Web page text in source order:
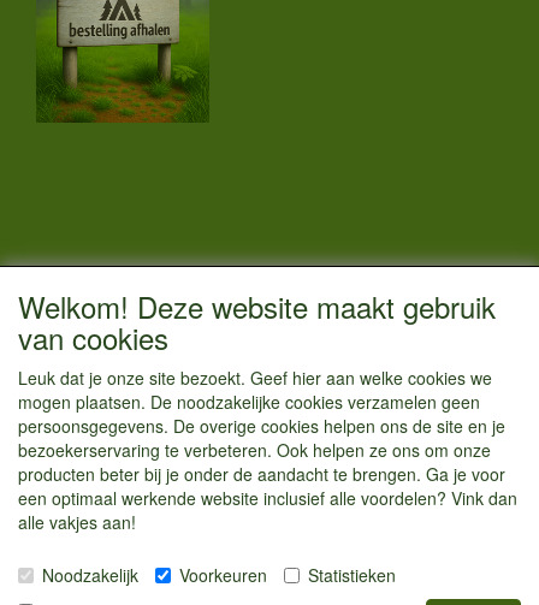
CONTACTGEGEVENS
Vestigingsadres:
Hoofdweg 36
1433 JW Kudelstaart
info@kamperenenzo.nl
Tel : 06 125 82 112
Handelend onder
KvK nummer : 70477329
Welkom! Deze website maakt gebruik
van cookies
Leuk dat je onze site bezoekt. Geef hier aan welke cookies we
mogen plaatsen. De noodzakelijke cookies verzamelen geen
persoonsgegevens. De overige cookies helpen ons de site en je
bezoekerservaring te verbeteren. Ook helpen ze ons om onze
producten beter bij je onder de aandacht te brengen. Ga je voor
een optimaal werkende website inclusief alle voordelen? Vink dan
alle vakjes aan!
Noodzakelijk Voorkeuren
Statistieken